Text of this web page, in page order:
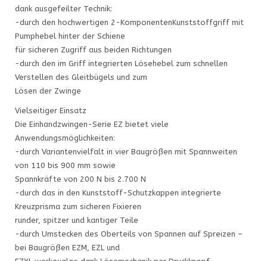
dank ausgefeilter Technik:
-durch den hochwertigen 2-KomponentenKunststoffgriff mit
Pumphebel hinter der Schiene
für sicheren Zugriff aus beiden Richtungen
-durch den im Griff integrierten Lösehebel zum schnellen
Verstellen des Gleitbügels und zum
Lösen der Zwinge
Vielseitiger Einsatz
Die Einhandzwingen-Serie EZ bietet viele
Anwendungsmöglichkeiten:
-durch Variantenvielfalt in vier Baugrößen mit Spannweiten
von 110 bis 900 mm sowie
Spannkräfte von 200 N bis 2.700 N
-durch das in den Kunststoff-Schutzkappen integrierte
Kreuzprisma zum sicheren Fixieren
runder, spitzer und kantiger Teile
-durch Umstecken des Oberteils von Spannen auf Spreizen –
bei Baugrößen EZM, EZL und